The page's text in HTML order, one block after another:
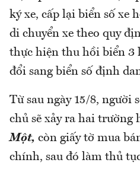
ký xe, cấp lại biển số xe
di chuyển xe theo quy
thực hiện thu hồi biển 3
đổi sang biển số định
Từ sau ngày 15/8, người
chủ sẽ xảy ra hai trường
Một, còn giấy tờ mua
chính, sau đó làm thủ